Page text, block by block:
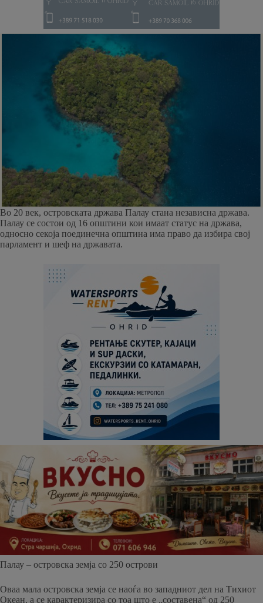
Во 20 век, островската држава Палау стана независна држава.
Палау се состои од 16 општини кои имаат статус на држава,
односно секоја поединечна општина има право да избира свој
парламент и шеф на државата.
Палау – островска земја со 250 острови
Оваа мала островска земја се наоѓа во западниот дел на Тихиот
Океан, а се карактеризира со тоа што е „составена“ од 250